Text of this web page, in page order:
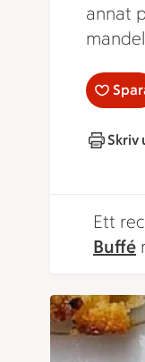
annat
Skriv
Ett
Buffé